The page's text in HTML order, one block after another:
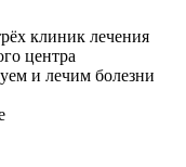
клиник лечения
центра
и лечим болезни